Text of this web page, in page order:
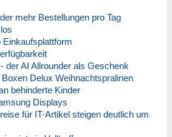
mehr Bestellungen pro Tag
der AI Allrounder als Geschenk
Delux Weihnachtspralinen
behinderte Kinder
Displays
für IT-Artikel steigen deutlich um